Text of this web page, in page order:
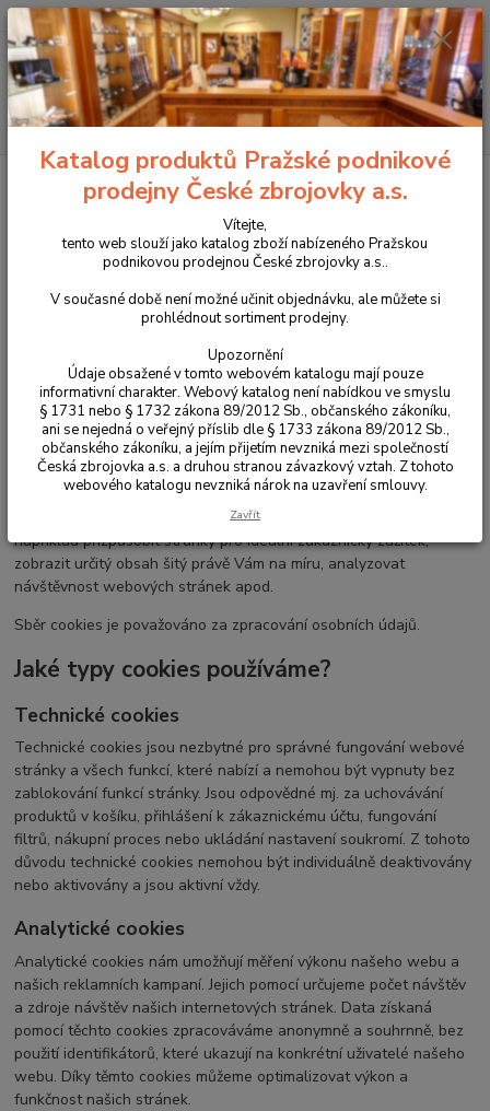
Menu
Hledat
+420 225 375 800
Práce s cookies
Práce s cookies
Provozovatel webové stránky www.prodejna.czub.cz, společnost
Česká zbrojovka a.s. , se sídlem v Svat. Čecha 1283, Uherský
Brod, IČ 46345965, zapsaná v obchodním rejstříku vedeném
Krajským soudem v Brně, oddíl B, vložka 712 (dále jen
„prodávající“ nebo „správce“) pracuje na této webové stránce se
soubory cookies.
Co jsou to cookies?
Cookies jsou krátké textové soubory, které webová stránka
ukládá v návštěvníkově počítači, a které poskytuje internetový
prohlížeč pokaždé, když se uživatel na stránku vrátí. Umožňují tak
například přizpůsobit stránky pro ideální zákaznický zážitek,
zobrazit určitý obsah šitý právě Vám na míru, analyzovat
návštěvnost webových stránek apod.
Sběr cookies je považováno za zpracování osobních údajů.
Jaké typy cookies používáme?
Technické cookies
Technické cookies jsou nezbytné pro správné fungování webové
stránky a všech funkcí, které nabízí a nemohou být vypnuty bez
zablokování funkcí stránky. Jsou odpovědné mj. za uchovávání
produktů v košíku, přihlášení k zákaznickému účtu, fungování
filtrů, nákupní proces nebo ukládání nastavení soukromí. Z tohoto
důvodu technické cookies nemohou být individuálně deaktivovány
nebo aktivovány a jsou aktivní vždy.
Analytické cookies
Analytické cookies nám umožňují měření výkonu našeho webu a
našich reklamních kampaní. Jejich pomocí určujeme počet návštěv
a zdroje návštěv našich internetových stránek. Data získaná
pomocí těchto cookies zpracováváme anonymně a souhrnně, bez
použití identifikátorů, které ukazují na konkrétní uživatelé našeho
webu. Díky těmto cookies můžeme optimalizovat výkon a
funkčnost našich stránek.
Katalog produktů Pražské podnikové
prodejny České zbrojovky a.s.
Vítejte,
tento web slouží jako katalog zboží nabízeného Pražskou
podnikovou prodejnou České zbrojovky a.s..
V současné době není možné učinit objednávku, ale můžete si
prohlédnout sortiment prodejny.
Upozornění
Údaje obsažené v tomto webovém katalogu mají pouze
informativní charakter. Webový katalog není nabídkou ve smyslu
§ 1731 nebo § 1732 zákona 89/2012 Sb., občanského zákoníku,
ani se nejedná o veřejný příslib dle § 1733 zákona 89/2012 Sb.,
občanského zákoníku, a jejím přijetím nevzniká mezi společností
Česká zbrojovka a.s. a druhou stranou závazkový vztah. Z tohoto
webového katalogu nevzniká nárok na uzavření smlouvy.
Zavřít